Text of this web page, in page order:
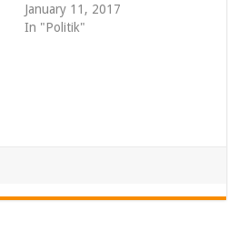
January 11, 2017
In "Politik"